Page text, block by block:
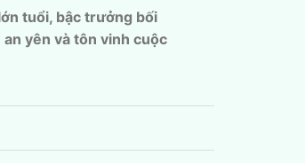
tuổi, bậc trưởng bối
an yên và tôn vinh cuộc